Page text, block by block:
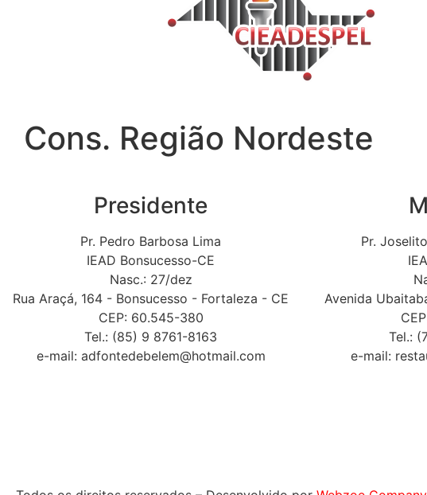
Cons. Região Nordeste
Presidente
Pr. Pedro Barbosa Lima
IEAD Bonsucesso-CE
Nasc.: 27/dez
Rua Araçá, 164 - Bonsucesso - Fortaleza - CE
CEP: 60.545-380
Tel.: (85) 9 8761-8163
e-mail: adfontedebelem@hotmail.com
Pr.
Avenida
Tel.:
e-mail: